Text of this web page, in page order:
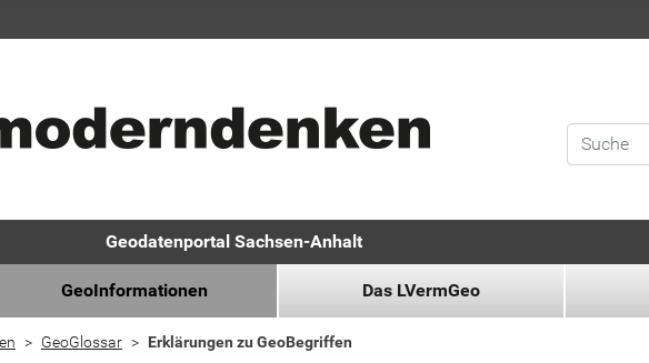
Geodatenportal Sachsen-Anhalt
GeoInformationen Das LVermGeo
GeoGlossar Erklärungen zu GeoBegriffen